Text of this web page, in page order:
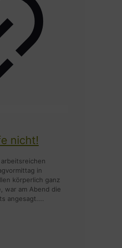
nicht!
in
körperlich ganz
war am Abend die
angesagt....